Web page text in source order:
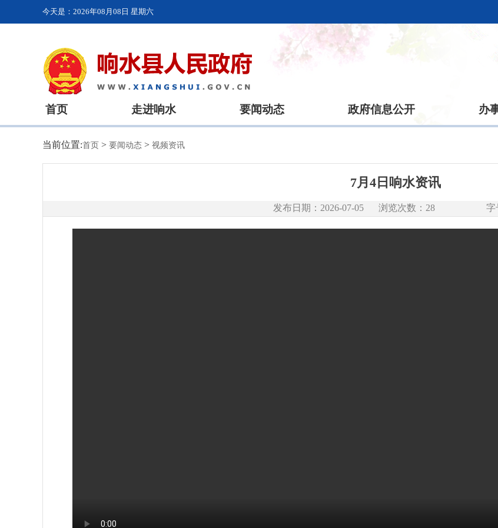
今天是： 2026年08月08日 星期六
首页 走进响水 要闻动态 政府信息公开 办
当前位置:首页 > 要闻动态 > 视频资讯
7月4日响水资讯
发布日期：2026-07-05 浏览次数： 28 字